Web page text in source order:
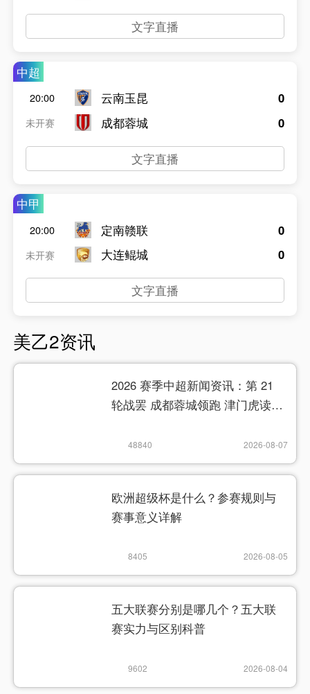
文字直播
中超
20:00
未开赛
云南玉昆
成都蓉城
0
0
文字直播
中甲
20:00
未开赛
定南赣联
大连鲲城
0
0
文字直播
美乙2资讯
2026 赛季中超新闻资讯：第 21
轮战罢 成都蓉城领跑 津门虎读秒
48840 2026-08-07
欧洲超级杯是什么？参赛规则与
赛事意义详解
8405 2026-08-05
五大联赛分别是哪几个？五大联
赛实力与区别科普
9602 2026-08-04